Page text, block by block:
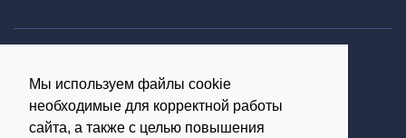
Мы используем файлы cookie
необходимые для корректной работы
сайта, а также с целью повышения
Согласие на обработку персональных данных